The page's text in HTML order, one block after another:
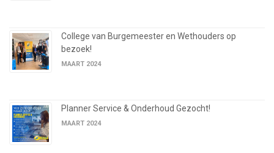
College van Burgemeester en Wethouders op
bezoek!
MAART 2024
Planner Service & Onderhoud Gezocht!
MAART 2024